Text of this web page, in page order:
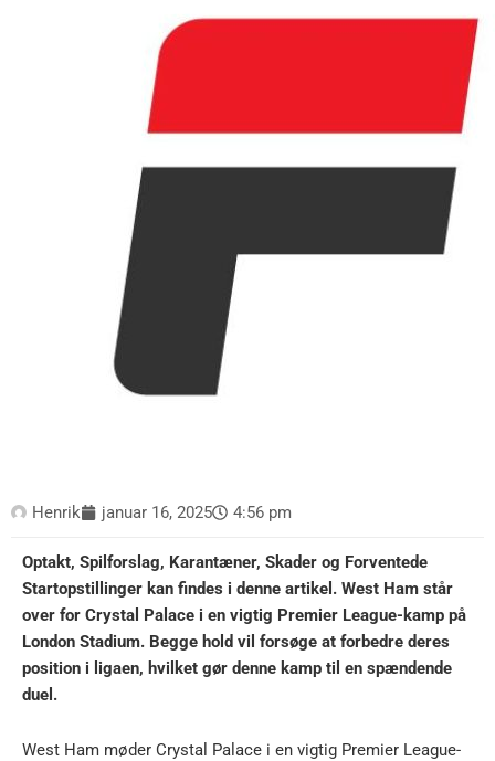
Henrik januar 16, 2025 4:56 pm
Optakt, Spilforslag, Karantæner, Skader og Forventede
Startopstillinger kan findes i denne artikel. West Ham står
over for Crystal Palace i en vigtig Premier League-kamp på
London Stadium. Begge hold vil forsøge at forbedre deres
position i ligaen, hvilket gør denne kamp til en spændende
duel.
West Ham møder Crystal Palace i en vigtig Premier League-